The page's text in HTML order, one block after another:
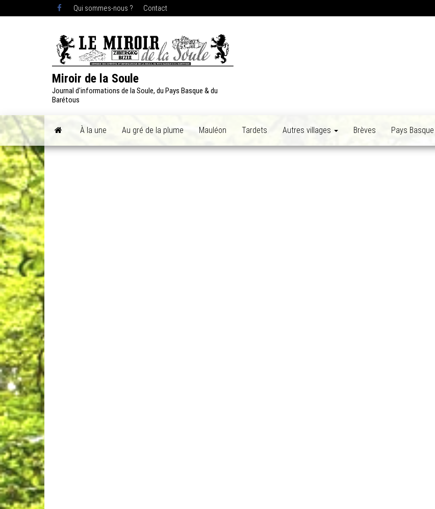
Qui sommes-nous ? Contact
Miroir de la Soule
Journal d'informations de la Soule, du Pays Basque & du
Barétous
À la une Au gré de la plume Mauléon Tardets Autres villages Brèves Pays Basque